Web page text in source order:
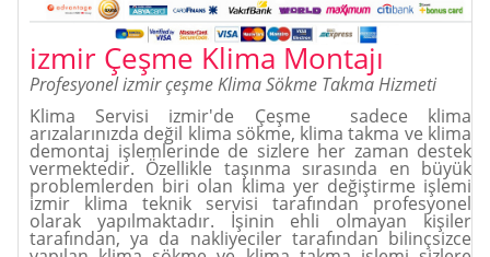
izmir Çeşme Klima Montajı
Profesyonel izmir çeşme Klima Sökme Takma Hizmeti
Klima Servisi izmir'de Çeşme sadece klima
arızalarınızda değil klima sökme, klima takma ve klima
demontaj işlemlerinde de sizlere her zaman destek
vermektedir. Özellikle taşınma sırasında en büyük
problemlerden biri olan klima yer değiştirme işlemi
izmir klima teknik servisi tarafından profesyonel
olarak yapılmaktadır. İşinin ehli olmayan kişiler
tarafından, ya da nakliyeciler tarafından bilinçsizce